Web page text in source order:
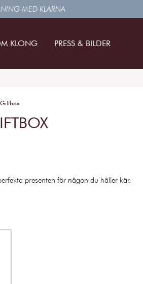
MED KLARNA
KLONG PRESS & BILDER
presenten för någon du håller kär.